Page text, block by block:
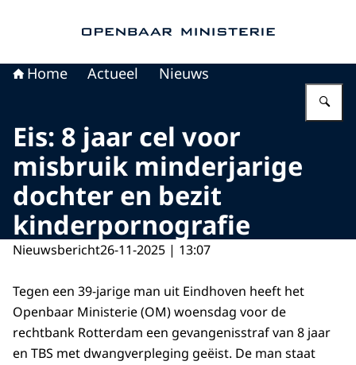
Home Actueel Nieuws
Eis: 8 jaar cel voor
misbruik minderjarige
dochter en bezit
kinderpornografie
Nieuwsbericht26-11-2025 | 13:07
Tegen een 39-jarige man uit Eindhoven heeft het
Openbaar Ministerie (OM) woensdag voor de
rechtbank Rotterdam een gevangenisstraf van 8 jaar
en TBS met dwangverpleging geëist. De man staat